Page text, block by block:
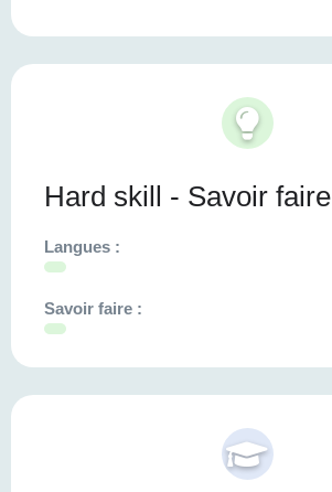
Hard skill - Savoir faire
Langues :
Savoir faire :